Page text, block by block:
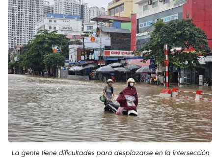
La gente tiene dificultades para desplazarse en la intersección